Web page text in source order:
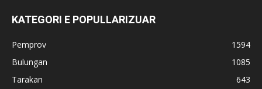
KATEGORI E POPULLARIZUAR
Pemprov
1594
Bulungan
1085
Tarakan
643